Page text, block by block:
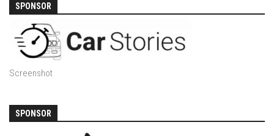
SPONSOR
Screenshot
SPONSOR